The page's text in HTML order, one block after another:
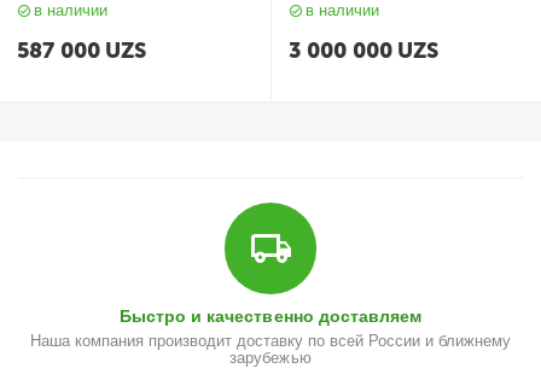
в наличии
587 000 UZS
в наличии
3 000 000 UZS
Быстро и качественно доставляем
Наша компания производит доставку по всей России и ближнему
зарубежью